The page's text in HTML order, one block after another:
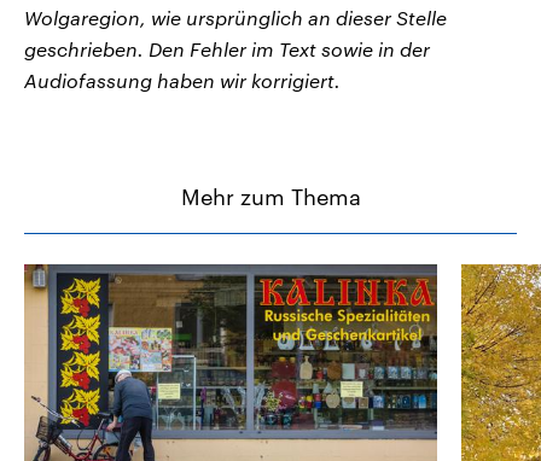
Wolgaregion, wie ursprünglich an dieser Stelle
geschrieben. Den Fehler im Text sowie in der
Audiofassung haben wir korrigiert.
Mehr zum Thema